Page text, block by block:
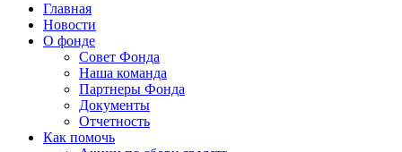
Главная
Новости
О фонде
Совет Фонда
Наша команда
Партнеры Фонда
Документы
Отчетность
Как помочь